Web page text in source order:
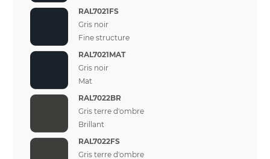
RAL7021FS
Gris noir
Fine structure
RAL7021MAT
Gris noir
Mat
RAL7022BR
Gris terre d'ombre
Brillant
RAL7022FS
Gris terre d'ombre